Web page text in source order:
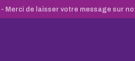
- Merci de laisser votre message sur